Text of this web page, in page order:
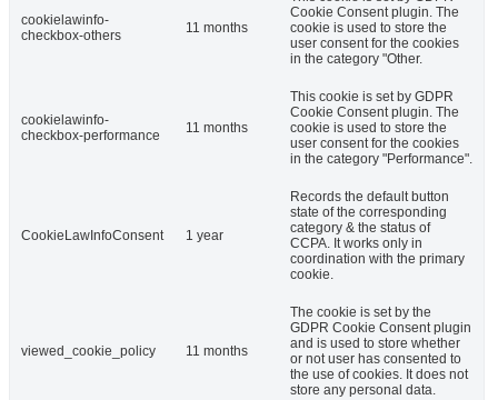
cookielawinfo-
checkbox-others
11 months
Cookie Consent plugin. The
cookie is used to store the
user consent for the cookies
in the category "Other.
cookielawinfo-
checkbox-performance
11 months
This cookie is set by GDPR
Cookie Consent plugin. The
cookie is used to store the
user consent for the cookies
in the category "Performance".
CookieLawInfoConsent 1 year
Records the default button
state of the corresponding
category & the status of
CCPA. It works only in
coordination with the primary
cookie.
viewed_cookie_policy 11 months
The cookie is set by the
GDPR Cookie Consent plugin
and is used to store whether
or not user has consented to
the use of cookies. It does not
store any personal data.